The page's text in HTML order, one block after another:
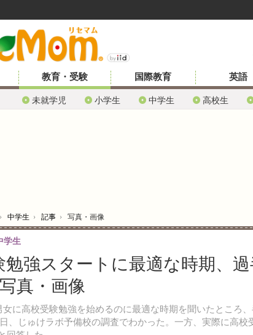
教育・受験
未就学児 小学生 中学生 高校生
国際教育 英語
› 中学生 › 記事 › 写真・画像
勉強スタートに最適な時期、過
真・画像
に高校受験勉強を始めるのに最適な時期を聞いたところ
、じゅけラボ予備校の調査でわかった。一方、実際に高校
学生